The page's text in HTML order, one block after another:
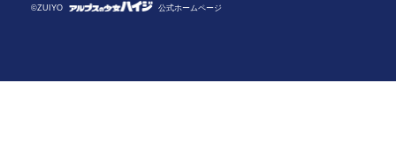
©ZUIYO 公式ホームページ